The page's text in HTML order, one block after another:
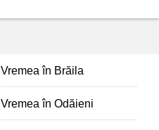
Vremea în Brăila
Vremea în Odăieni